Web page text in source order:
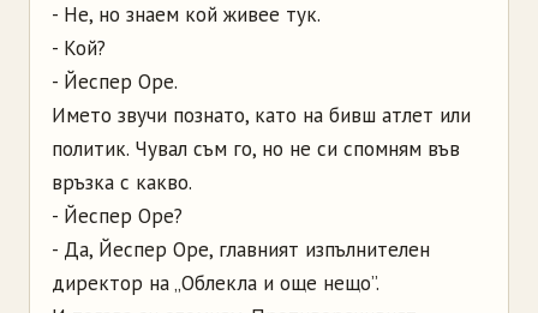
- Не, но знаем кой живее тук.
- Кой?
- Йеспер Оре.
Името звучи познато, като на бивш атлет или
политик. Чувал съм го, но не си спомням във
връзка с какво.
- Йеспер Оре?
- Да, Йеспер Оре, главният изпълнителен
директор на „Облекла и още нещо”.